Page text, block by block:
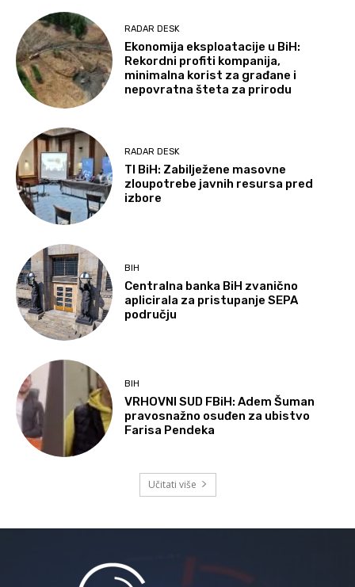
RADAR DESK
Ekonomija eksploatacije u BiH:
Rekordni profiti kompanija,
minimalna korist za građane i
nepovratna šteta za prirodu
RADAR DESK
TI BiH: Zabilježene masovne
zloupotrebe javnih resursa pred
izbore
BIH
Centralna banka BiH zvanično
aplicirala za pristupanje SEPA
području
BIH
VRHOVNI SUD FBiH: Adem Šuman
pravosnažno osuđen za ubistvo
Farisa Pendeka
Učitati više